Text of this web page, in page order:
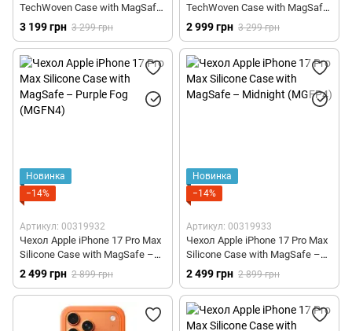
TechWoven Case with MagSafe
– Green (MGFD4)
3 199 грн 3 299 грн
TechWoven Case with MagSafe
– Black (MGF84)
2 999 грн 3 299 грн
Новинка
−14%
Артикул: 00319932
Чехол Apple iPhone 17 Pro Max
Silicone Case with MagSafe –
Purple Fog (MGFN4)
2 499 грн 2 899 грн
Новинка
−14%
Артикул: 00319933
Чехол Apple iPhone 17 Pro Max
Silicone Case with MagSafe –
Midnight (MGFP4)
2 499 грн 2 899 грн